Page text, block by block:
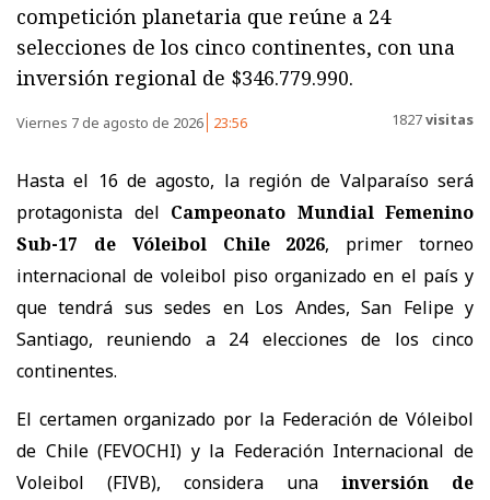
competición planetaria que reúne a 24
selecciones de los cinco continentes, con una
inversión regional de $346.779.990.
Viernes 7 de agosto de 2026 23:56 1827visitas
Hasta el 16 de agosto, la región de Valparaíso será
protagonista del Campeonato Mundial Femenino
Sub-17 de Vóleibol Chile 2026, primer torneo
internacional de voleibol piso organizado en el país y
que tendrá sus sedes en Los Andes, San Felipe y
Santiago, reuniendo a 24 elecciones de los cinco
continentes.
El certamen organizado por la Federación de Vóleibol
de Chile (FEVOCHI) y la Federación Internacional de
Voleibol (FIVB), considera una
inversión de